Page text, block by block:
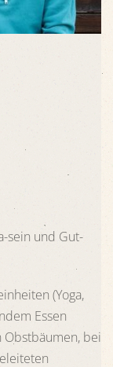
sein und Gut-
(Yoga,
Essen
Obstbäumen, bei